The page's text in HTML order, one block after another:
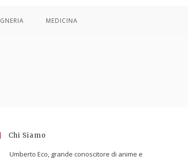
MEDICINA
Chi Siamo
Umberto Eco, grande conoscitore di anime e